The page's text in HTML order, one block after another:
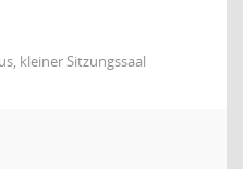
kleiner Sitzungssaal